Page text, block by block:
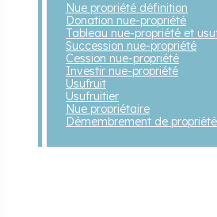
Nue propriété définition
Donation nue-propriété
Tableau nue-propriété et
Succession nue-propriété
Cession nue-propriété
Investir nue-propriété
Usufruit
Usufruitier
Nue propriétaire
Démembrement de propriété